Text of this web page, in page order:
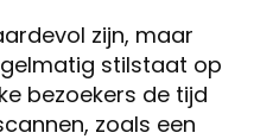
zijn, maar
stilstaat op
bezoekers de tijd
zoals een